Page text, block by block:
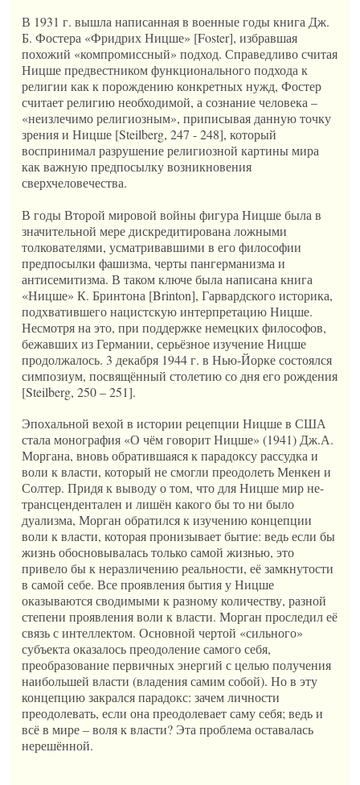
В 1931 г. вышла написанная в военные годы книга Дж.
Б. Фостера «Фридрих Ницше» [Foster], избравшая
похожий «компромиссный» подход. Справедливо считая
Ницше предвестником функционального подхода к
религии как к порождению конкретных нужд, Фостер
считает религию необходимой, а сознание человека –
«неизлечимо религиозным», приписывая данную точку
зрения и Ницше [Steilberg, 247 - 248], который
воспринимал разрушение религиозной картины мира
как важную предпосылку возникновения
сверхчеловечества.
В годы Второй мировой войны фигура Ницше была в
значительной мере дискредитирована ложными
толкователями, усматривавшими в его философии
предпосылки фашизма, черты пангерманизма и
антисемитизма. В таком ключе была написана книга
«Ницше» К. Бринтона [Brinton], Гарвардского историка,
подхватившего нацистскую интерпретацию Ницше.
Несмотря на это, при поддержке немецких философов,
бежавших из Германии, серьёзное изучение Ницше
продолжалось. 3 декабря 1944 г. в Нью-Йорке состоялся
симпозиум, посвящённый столетию со дня его рождения
[Steilberg, 250 – 251].
Эпохальной вехой в истории рецепции Ницше в США
стала монография «О чём говорит Ницше» (1941) Дж.А.
Моргана, вновь обратившаяся к парадоксу рассудка и
воли к власти, который не смогли преодолеть Менкен и
Солтер. Придя к выводу о том, что для Ницше мир не-
трансцендентален и лишён какого бы то ни было
дуализма, Морган обратился к изучению концепции
воли к власти, которая пронизывает бытие: ведь если бы
жизнь обосновывалась только самой жизнью, это
привело бы к неразличению реальности, её замкнутости
в самой себе. Все проявления бытия у Ницше
оказываются сводимыми к разному количеству, разной
степени проявления воли к власти. Морган проследил её
связь с интеллектом. Основной чертой «сильного»
субъекта оказалось преодоление самого себя,
преобразование первичных энергий с целью получения
наибольшей власти (владения самим собой). Но в эту
концепцию закрался парадокс: зачем личности
преодолевать, если она преодолевает саму себя; ведь и
всё в мире – воля к власти? Эта проблема оставалась
нерешённой.